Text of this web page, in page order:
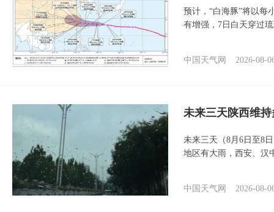
预计，“白海豚”将以每
有增强，7日白天穿过
中国天气网 2026-08-
未来三天陕西维
未来三天（8月6日至8
地区有大雨，西安、汉
中国天气网 2026-08-